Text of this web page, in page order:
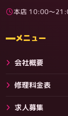
料金
本店 10:00〜
メニュー
会社概要
修理料金表
求人募集